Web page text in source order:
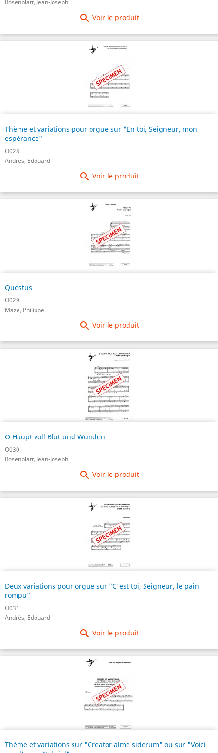
Rosenblatt, Jean-Joseph
 Voir le produit
Thème et variations pour orgue sur "En toi, Seigneur, mon
espérance"
O028
Andrès, Edouard
 Voir le produit
Questus
O029
Mazé, Philippe
 Voir le produit
O Haupt voll Blut und Wunden
O030
Rosenblatt, Jean-Joseph
 Voir le produit
Deux variations pour orgue sur "C'est toi, Seigneur, le pain
rompu"
O031
Andrès, Edouard
 Voir le produit
Thème et variations sur "Creator alme siderum" ou sur "Voici